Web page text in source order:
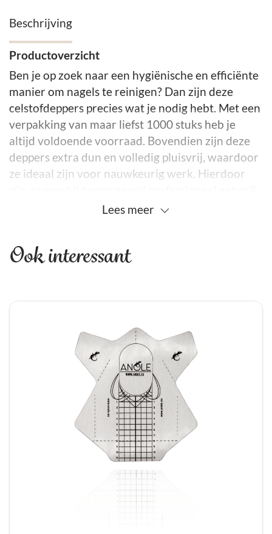
Beschrijving
Productoverzicht
Ben je op zoek naar een hygiënische en efficiënte
manier om nagels te reinigen? Dan zijn deze
celstofdeppers precies wat je nodig hebt. Met een
verpakking van maar liefst 1000 stuks heb je
altijd voldoende voorraad. Bovendien zijn deze
deppers extra dun en volledig pluisvrij, waardoor
ze ideaal zijn voor nauwkeurig werk. Hierdoor
in salons als voor thuisgebruik.
Allereerst onderscheiden deze celstofdeppers
zich door hun uitstekende absorptievermogen.
nagelreiniger, snel en effectief op. Daarnaast
voor een strak en professioneel resultaat. Verder
zorgt het dunne materiaal ervoor dat je
gemakkelijk bij moeilijk bereikbare plekken komt,
zoals de nagelriemen.
Deze celstofdeppers zijn veelzijdig in gebruik.
Enerzijds kun je ze gebruiken voor het reinigen
van de nagelriemen en nagelplaat. Anderzijds zijn
ze ook perfect voor het schoonmaken van
penselen en het verwijderen van overtollige
Lees meer
Ook interessant